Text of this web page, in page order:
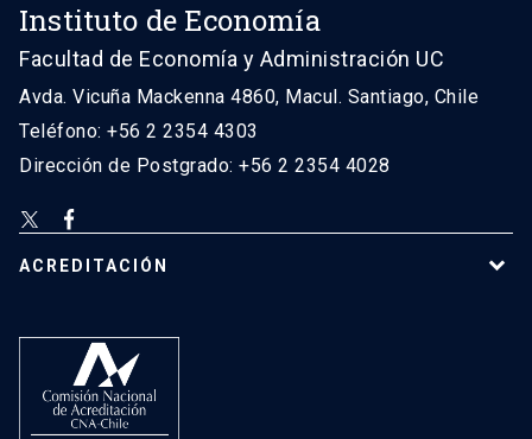
Instituto de Economía
Facultad de Economía y Administración UC
Avda. Vicuña Mackenna 4860, Macul. Santiago, Chile
Teléfono: +56 2 2354 4303
Dirección de Postgrado: +56 2 2354 4028
ACREDITACIÓN